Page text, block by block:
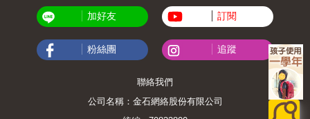
泰語單字翻成中文之後，有些詞難免有落差，
但是坊間的單字書，礙於版面或是因文化背景
單的字面解釋。但不知道單字的差異性就隨便
亂用，只會打壞你想要用泰語表達的美意，因
為你說出來的泰語只會讓泰國人聽了一頭霧
水！而全圖解的學習可以清楚避免這種窘境。
& 收錄 10 大主題，從居家生活到參加派對，全
部一次囊括，學習內容最豐富！實用單字、單
循序漸進學習，或課後自修之用。學習本書，
除了習得正規泰語，也能體會泰國文化之美，
得心應手。 本書特色 1.&& &清楚的泰國口
音，讓您學習發音沒問題 2.&& &泰文字加大且
單字間預留空格，讓您輕鬆好閱讀 3.&& &日常
會話的泰文與句子，讓您學習更實用 4.&& &介
紹泰語組成四元素，精心繪製，圖解泰語筆劃
筆順 5.&& &標示聲調數字及拼音可即看即說 &
加好友 訂閱
粉絲團 追蹤
聯絡我們
公司名稱：金石網絡股份有限公司